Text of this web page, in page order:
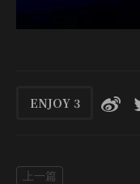
ENJOY 3